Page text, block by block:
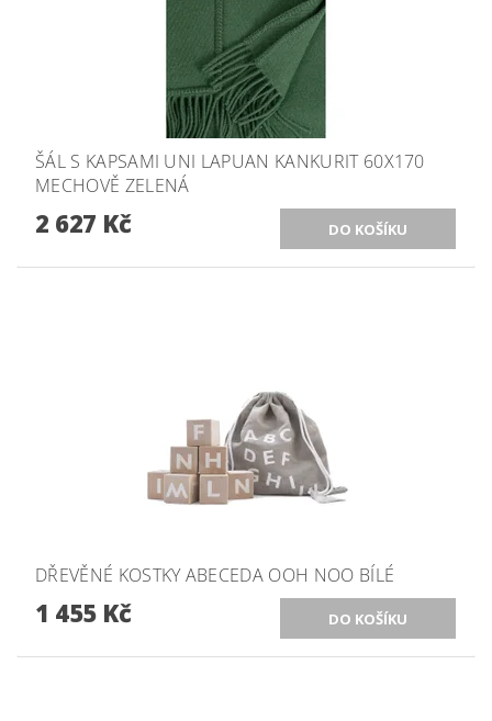
ŠÁL S KAPSAMI UNI LAPUAN KANKURIT 60X170
MECHOVĚ ZELENÁ
2 627 Kč
DŘEVĚNÉ KOSTKY ABECEDA OOH NOO BÍLÉ
1 455 Kč